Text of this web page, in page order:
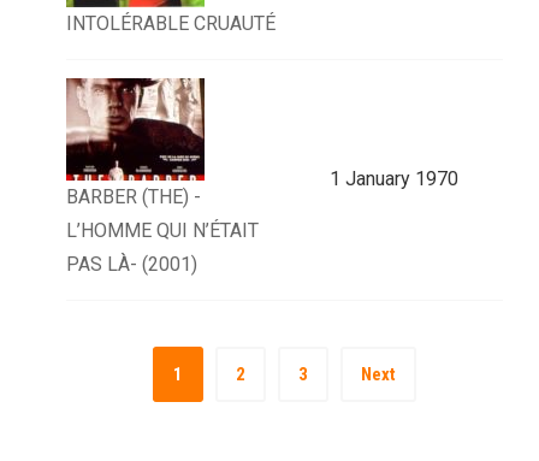
INTOLÉRABLE CRUAUTÉ
BARBER (THE) -
L’HOMME QUI N’ÉTAIT
PAS LÀ- (2001)
1 January 1970
1 2 3 Next